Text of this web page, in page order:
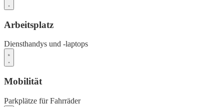
Arbeitsplatz
Diensthandys und -laptops
Mobilität
Parkplätze für Fahrräder